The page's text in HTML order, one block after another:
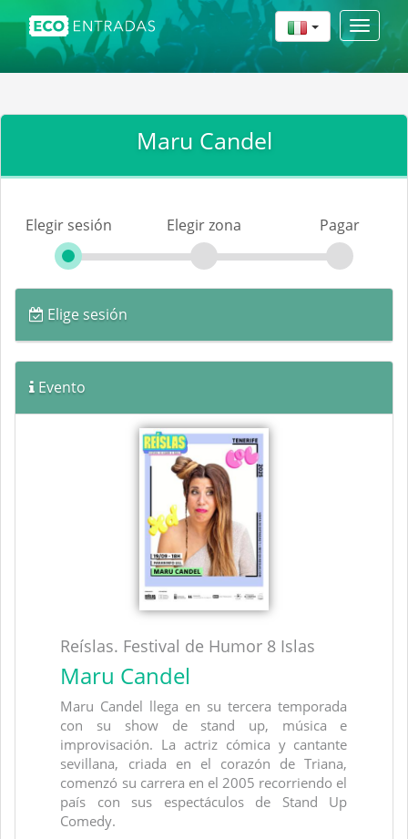
Toggle
Maru Candel
Elegir sesión Elegir zona Pagar
Elige sesión
Evento
Reíslas. Festival de Humor 8 Islas
Maru Candel
Maru Candel llega en su tercera temporada
con su show de stand up, música e
improvisación. La actriz cómica y cantante
sevillana, criada en el corazón de Triana,
comenzó su carrera en el 2005 recorriendo el
país con sus espectáculos de Stand Up
Comedy.